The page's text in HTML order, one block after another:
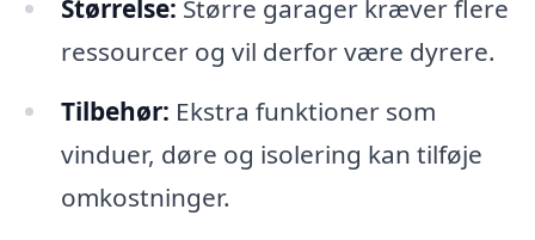
Størrelse: Større garager kræver flere
ressourcer og vil derfor være dyrere.
Tilbehør: Ekstra funktioner som
vinduer, døre og isolering kan tilføje
omkostninger.